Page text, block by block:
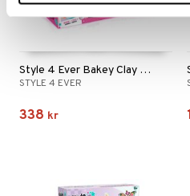
Style 4 Ever Bakey Clay Jewels Maker
STYLE 4 EVER
338 kr